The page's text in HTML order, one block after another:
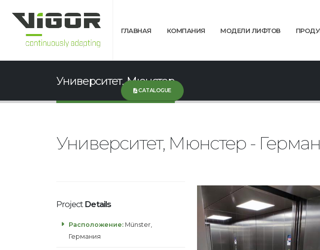
ГЛАВНАЯ КОМПАНИЯ МОДЕЛИ ЛИФТОВ
CATALOGUE
Университет, Мюнстер
Университет, Мюнстер -
Project Details
Расположение: Münster,
Германия